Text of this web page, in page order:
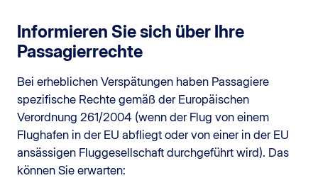
Informieren Sie sich über Ihre
Passagierrechte
Bei erheblichen Verspätungen haben Passagiere
spezifische Rechte gemäß der Europäischen
Verordnung 261/2004 (wenn der Flug von einem
Flughafen in der EU abfliegt oder von einer in der EU
ansässigen Fluggesellschaft durchgeführt wird). Das
können Sie erwarten: